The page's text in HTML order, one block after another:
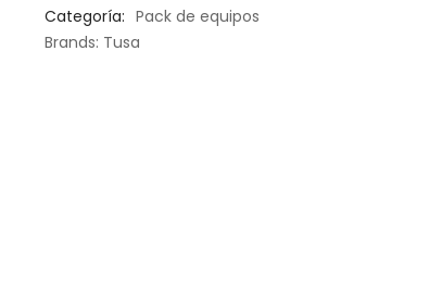
Categoría: Pack de equipos
Brands: Tusa